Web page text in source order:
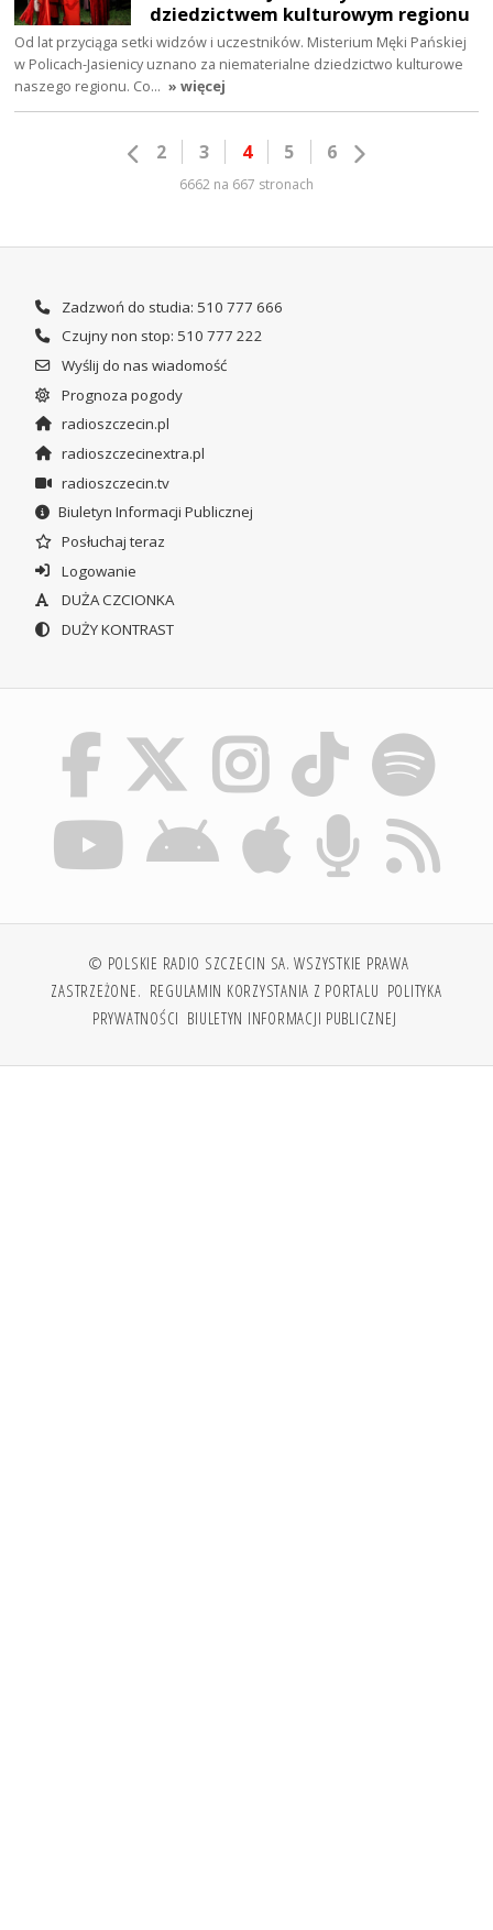
dziedzictwem kulturowym regionu
Od lat przyciąga setki widzów i uczestników. Misterium Męki Pańskiej
w Policach-Jasienicy uznano za niematerialne dziedzictwo kulturowe
naszego regionu. Co… » więcej
2 3 4 5 6
6662 na 667 stronach
Zadzwoń do studia: 510 777 666
Czujny non stop: 510 777 222
Wyślij do nas wiadomość
Prognoza pogody
radioszczecin.pl
radioszczecinextra.pl
radioszczecin.tv
Biuletyn Informacji Publicznej
Posłuchaj teraz
Logowanie
DUŻA CZCIONKA
DUŻY KONTRAST
© POLSKIE RADIO SZCZECIN SA. WSZYSTKIE PRAWA
ZASTRZEŻONE. REGULAMIN KORZYSTANIA Z PORTALU POLITYKA
PRYWATNOŚCI BIULETYN INFORMACJI PUBLICZNEJ